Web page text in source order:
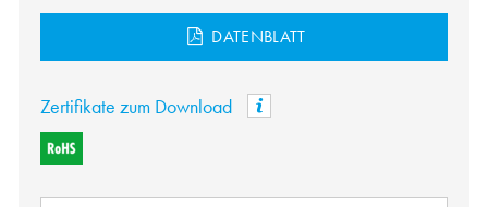
DATENBLATT
Zertifikate zum Download